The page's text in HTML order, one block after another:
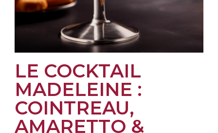
LE COCKTAIL
MADELEINE :
COINTREAU,
AMARETTO &